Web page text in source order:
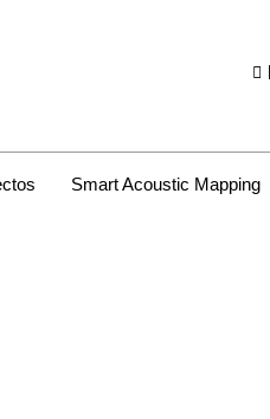
Smart Acoustic Mapping